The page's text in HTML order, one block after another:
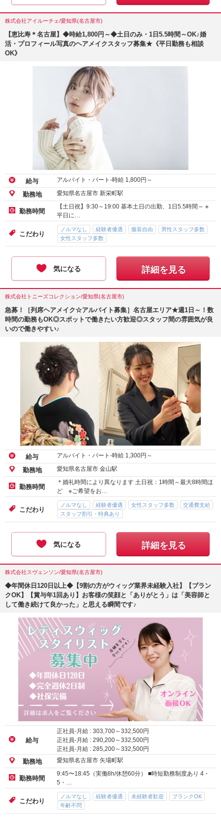
株式会社アイルーチェ/愛知県(名古屋市)
【恵比寿＊名古屋】◆時給1,800円～◆土日のみ・1日5.5時間～OK♪婚
活・プロフィール写真のヘアメイクスタッフ募集★《平日勤務も相談
OK》
給与 アルバイト・パート-時給 1,800円～
勤務地 愛知県名古屋市 新栄町駅
勤務時間
【土日祝】9:30～19:00 基本土日の出勤、1日5.5時間～ ※
平日に…
こだわり
ノルマなし 経験者優遇 服装自由
男性スタッフ多数
女性スタッフ多数
気になる 詳細を見る
株式会社トニーズコレクション/愛知県(名古屋市)
急募！［列席ヘアメイク☆アルバイト募集］名古屋エリア★週1日～！数
時間の勤務もOK◎スポットで働きたい方歓迎◎スタッフ間の雰囲気が良
いので働きやすい♪
給与 アルバイト・パート-時給 1,300円～
勤務地 愛知県名古屋市 金山駅
勤務時間
＊婚礼時間により異なります 土日祝：1時間～最大8時間ほ
ど ※ご希望をお…
こだわり
ノルマなし 経験者優遇 女性スタッフ多数
交通費支給
スタッフ割引・特典あり
気になる 詳細を見る
株式会社スヴェンソン/愛知県(名古屋市)
◆年間休日120日以上◆【9割の方がウィッグ業界未経験入社】【ブラン
クOK】【賞与年1回あり】お客様の笑顔と「ありがとう」は「美容師と
して働き続けて良かった」と思える瞬間です♪
給与
正社員-月給 : 303,700～332,500円
正社員-月給 : 290,200～332,500円
正社員-月給 : 285,200～332,500円
勤務地 愛知県名古屋市 矢場町駅
勤務時間
9:45〜18:45（実働8h/休憩60分） ■時短勤務制度あり 4・
5・…
こだわり
ノルマなし 経験者優遇 未経験者歓迎
ブランクOK
年齢不問